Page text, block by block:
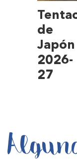
de
Japón
2026-
27